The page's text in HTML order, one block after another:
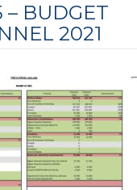
– BUDGET
2021